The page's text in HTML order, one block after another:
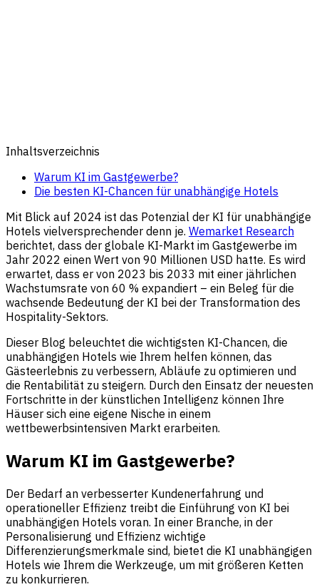
Inhaltsverzeichnis
Warum KI im Gastgewerbe?
Die besten KI-Chancen für unabhängige Hotels
Mit Blick auf 2024 ist das Potenzial der KI für unabhängige
Hotels vielversprechender denn je. Wemarket Research
berichtet, dass der globale KI-Markt im Gastgewerbe im
Jahr 2022 einen Wert von 90 Millionen USD hatte. Es wird
erwartet, dass er von 2023 bis 2033 mit einer jährlichen
Wachstumsrate von 60 % expandiert – ein Beleg für die
wachsende Bedeutung der KI bei der Transformation des
Hospitality-Sektors.
Dieser Blog beleuchtet die wichtigsten KI-Chancen, die
unabhängigen Hotels wie Ihrem helfen können, das
Gästeerlebnis zu verbessern, Abläufe zu optimieren und
die Rentabilität zu steigern. Durch den Einsatz der neuesten
Fortschritte in der künstlichen Intelligenz können Ihre
Häuser sich eine eigene Nische in einem
wettbewerbsintensiven Markt erarbeiten.
Warum KI im Gastgewerbe?
Der Bedarf an verbesserter Kundenerfahrung und
operationeller Effizienz treibt die Einführung von KI bei
unabhängigen Hotels voran. In einer Branche, in der
Personalisierung und Effizienz wichtige
Differenzierungsmerkmale sind, bietet die KI unabhängigen
Hotels wie Ihrem die Werkzeuge, um mit größeren Ketten
zu konkurrieren.